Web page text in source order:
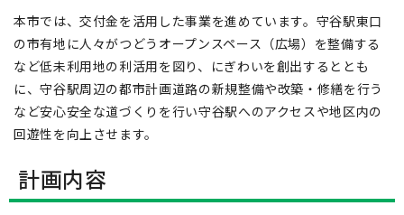
本市では、交付金を活用した事業を進めています。守谷駅東口
の市有地に人々がつどうオープンスペース（広場）を整備する
など低未利用地の利活用を図り、にぎわいを創出するととも
に、守谷駅周辺の都市計画道路の新規整備や改築・修繕を行う
など安心安全な道づくりを行い守谷駅へのアクセスや地区内の
回遊性を向上させます。
計画内容